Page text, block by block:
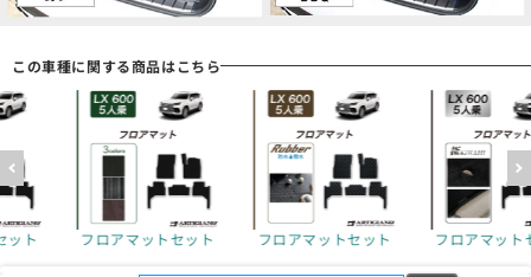
この車種に関する商品はこちら
ット フロアマットセット フロアマットセット フロアマット